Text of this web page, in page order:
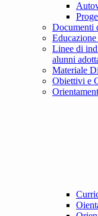
Documenti
Linee di
alunni
Materiale
Obiettivi e